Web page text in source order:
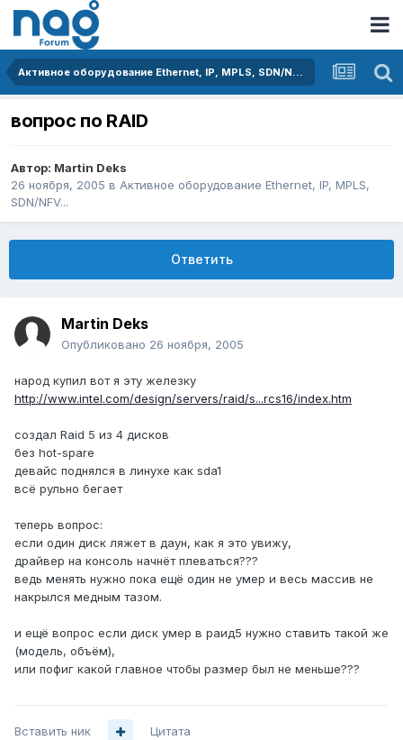
Активное оборудование Ethernet, IP, MPLS, SDN/NFV...
вопрос по RAID
Автор: Martin Deks
26 ноября, 2005 в Активное оборудование Ethernet, IP, MPLS,
SDN/NFV...
Ответить
Martin Deks
Опубликовано 26 ноября, 2005
народ купил вот я эту железку
http://www.intel.com/design/servers/raid/s...rcs16/index.htm
создал Raid 5 из 4 дисков
без hot-spare
девайс поднялся в линухе как sda1
всё рульно бегает
теперь вопрос:
если один диск ляжет в даун, как я это увижу,
драйвер на консоль начнёт плеваться???
ведь менять нужно пока ещё один не умер и весь массив не
накрылся медным тазом.
и ещё вопрос если диск умер в раид5 нужно ставить такой же
(модель, объём),
или пофиг какой главное чтобы размер был не меньше???
Вставить ник Цитата